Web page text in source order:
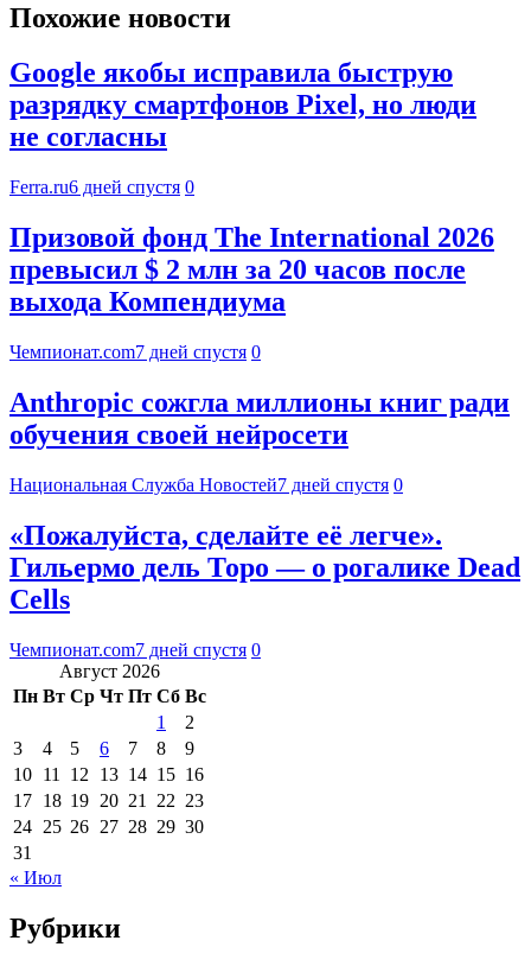
Похожие новости
Google якобы исправила быструю
разрядку смартфонов Pixel, но люди
не согласны
Ferra.ru6 дней спустя 0
Призовой фонд The International 2026
превысил $ 2 млн за 20 часов после
выхода Компендиума
Чемпионат.com7 дней спустя 0
Anthropic сожгла миллионы книг ради
обучения своей нейросети
Национальная Служба Новостей7 дней спустя 0
«Пожалуйста, сделайте её легче».
Гильермо дель Торо — о рогалике Dead
Cells
Чемпионат.com7 дней спустя 0
Август 2026
Пн Вт Ср Чт Пт Сб Вс
1
2
3
4 5 6 7 8
9
10 11 12 13 14 15 16
17 18 19 20 21 22 23
24 25 26 27 28 29 30
31
« Июл
Рубрики